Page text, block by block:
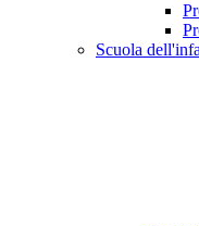
Scuola